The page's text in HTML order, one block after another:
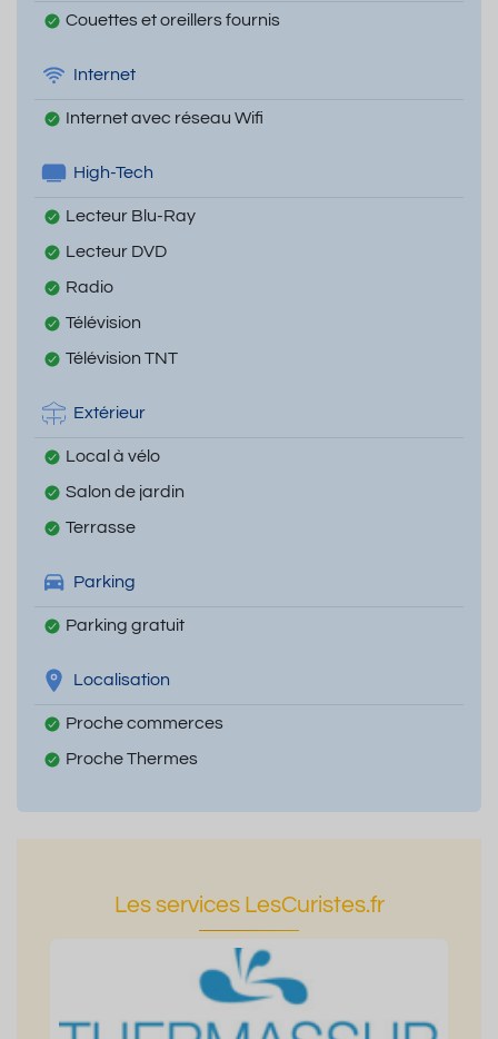
Couettes et oreillers fournis
Internet
Internet avec réseau Wifi
High-Tech
Lecteur Blu-Ray
Lecteur DVD
Radio
Télévision
Télévision TNT
Extérieur
Local à vélo
Salon de jardin
Terrasse
Parking
Parking gratuit
Localisation
Proche commerces
Proche Thermes
Les services LesCuristes.fr